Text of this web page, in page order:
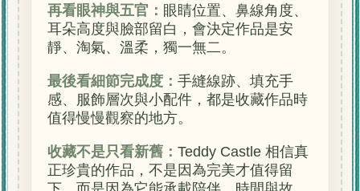
再看眼神與五官： 眼睛位置、鼻線角度、
耳朵高度與臉部留白，會決定作品是安
靜、淘氣、溫柔，獨一無二。
最後看細節完成度： 手縫線跡、填充手
感、服飾層次與小配件，都是收藏作品時
值得慢慢觀察的地方。
收藏不是只看新舊： Teddy Castle 相信真
正珍貴的作品，不是因為完美才值得留